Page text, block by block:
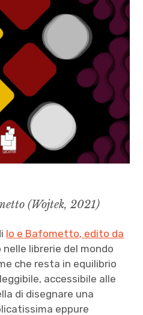
(Wojtek, 2021)
Io e Bafometto, edito da
nelle librerie del mondo
che resta in equilibrio
accessibile alle
di disegnare una
eppure